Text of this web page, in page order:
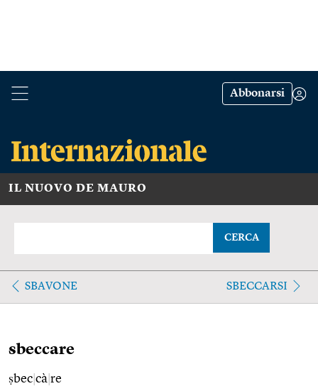
Abbonarsi
IL NUOVO DE MAURO
CERCA
SBAVONE SBECCARSI
sbeccare
ṣbec cà re